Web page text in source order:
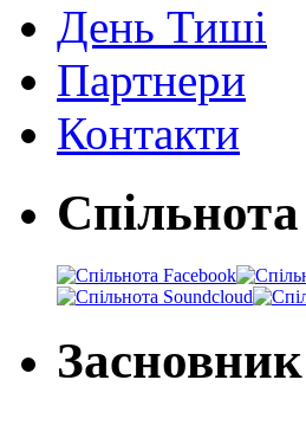
День Тиші
Партнери
Контакти
Спільнота